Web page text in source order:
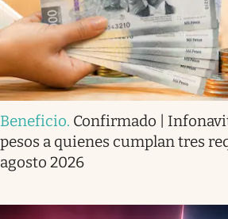
Beneficio. Confirmado |
pesos a quienes cumplan tres
agosto 2026